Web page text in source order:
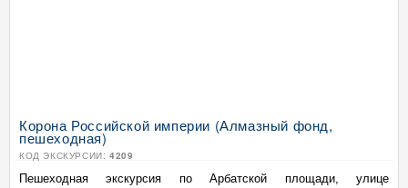
Корона Российской империи (Алмазный фонд,
пешеходная)
КОД ЭКСКУРСИИ: 4209
Пешеходная экскурсия по Арбатской площади, улице